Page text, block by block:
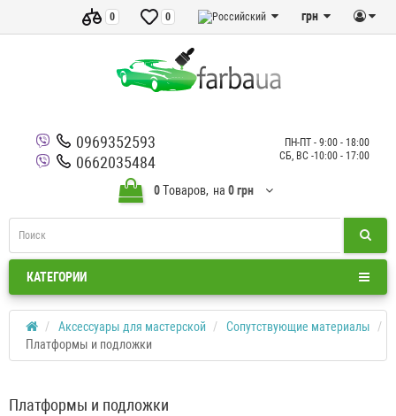
грн
0
0
0969352593
0662035484
ПН-ПТ - 9:00 - 18:00
СБ, ВС -10:00 - 17:00
0Tоваров, на 0 грн
КАТЕГОРИИ
Аксессуары для мастерской
Сопутствующие материалы
Платформы и подложки
Платформы и подложки